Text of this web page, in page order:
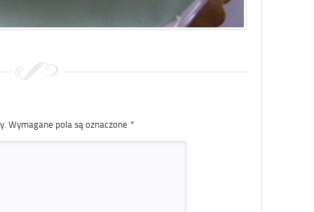
Wymagane pola są oznaczone *